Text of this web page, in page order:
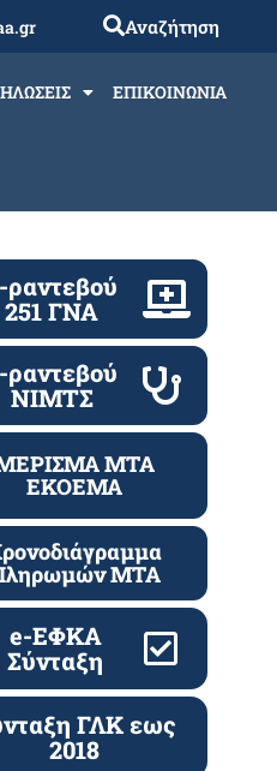
Αναζήτηση
ΕΠΙΚΟΙΝΩΝΙΑ
ραντεβού
251 ΓΝΑ
ραντεβού
ΝΙΜΤΣ
ΜΤΑ
ΕΚΟΕΜΑ
ΜΤΑ
e-ΕΦΚΑ
Σύνταξη
ΓΛΚ εως
2018